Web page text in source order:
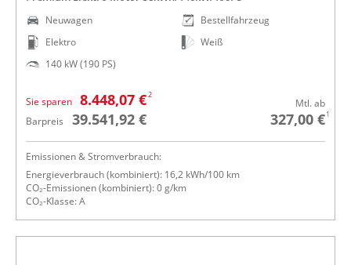
Neuwagen
Elektro
140 kW (190 PS)
Bestellfahrzeug
Weiß
Sie sparen 8.448,07 €2
Barpreis 39.541,92 €
Mtl. ab
327,00 €1
Emissionen & Stromverbrauch:
Energieverbrauch (kombiniert): 16,2 kWh/100 km
CO₂-Emissionen (kombiniert): 0 g/km
CO₂-Klasse: A